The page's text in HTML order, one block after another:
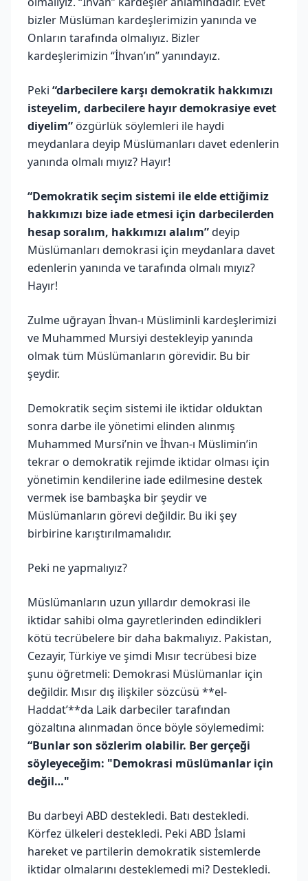
bizler Müslüman kardeşlerimizin yanında ve
Onların tarafında olmalıyız. Bizler
kardeşlerimizin “İhvan’ın” yanındayız.
Peki “darbecilere karşı demokratik hakkımızı
isteyelim, darbecilere hayır demokrasiye evet
diyelim” özgürlük söylemleri ile haydi
meydanlara deyip Müslümanları davet edenlerin
yanında olmalı mıyız? Hayır!
“Demokratik seçim sistemi ile elde ettiğimiz
hakkımızı bize iade etmesi için darbecilerden
hesap soralım, hakkımızı alalım”deyip
Müslümanları demokrasi için meydanlara davet
edenlerin yanında ve tarafında olmalı mıyız?
Hayır!
Zulme uğrayan İhvan-ı Müsliminli kardeşlerimizi
ve Muhammed Mursiyi destekleyip yanında
olmak tüm Müslümanların görevidir. Bu bir
şeydir.
Demokratik seçim sistemi ile iktidar olduktan
sonra darbe ile yönetimi elinden alınmış
Muhammed Mursi’nin ve İhvan-ı Müslimin’in
tekrar o demokratik rejimde iktidar olması için
yönetimin kendilerine iade edilmesine destek
vermek ise bambaşka bir şeydir ve
Müslümanların görevi değildir. Bu iki şey
birbirine karıştırılmamalıdır.
Peki ne yapmalıyız?
Müslümanların uzun yıllardır demokrasi ile
iktidar sahibi olma gayretlerinden edindikleri
kötü tecrübelere bir daha bakmalıyız. Pakistan,
Cezayir, Türkiye ve şimdi Mısır tecrübesi bize
şunu öğretmeli: Demokrasi Müslümanlar için
değildir. Mısır dış ilişkiler sözcüsü **el-
Haddat’**da Laik darbeciler tarafından
gözaltına alınmadan önce böyle söylemedimi:
“Bunlar son sözlerim olabilir. Ber gerçeği
söyleyeceğim: "Demokrasi müslümanlar için
değil…"
Bu darbeyi ABD destekledi. Batı destekledi.
Körfez ülkeleri destekledi. Peki ABD İslami
hareket ve partilerin demokratik sistemlerde
iktidar olmalarını desteklemedi mi? Destekledi.